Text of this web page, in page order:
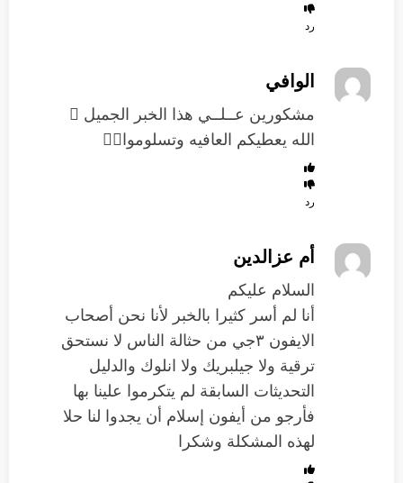
رد
الوافي
مشكورين عــلــي هذا الخبر الجميل 
الله يعطيكم العافيه وتسلوموا
رد
أم عزالدين
السلام عليكم
أنا لم أسر كثيرا بالخبر لأنا نحن أصحاب
الايفون ٣جي من حثالة الناس لا نستحق
ترقية ولا جيلبريك ولا انلوك والدليل
التحديثات السابقة لم يتكرموا علينا بها
فأرجو من أيفون إسلام أن يجدوا لنا حلا
لهذه المشكلة وشكرا